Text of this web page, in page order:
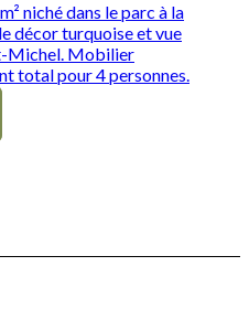
niché dans le parc à la
décor turquoise et vue
Michel. Mobilier
total pour 4 personnes.